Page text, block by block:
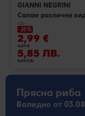
GIANNI NEGRINI
Салам различни
125 г
-26%
2,99 €
4,09 €
5,85 ЛВ.
8,00 ЛВ.
Прясна риба
Валидно от